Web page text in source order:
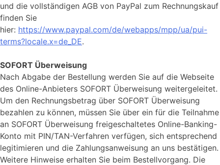
und die vollständigen AGB von PayPal zum Rechnungskauf
finden Sie
hier: https://www.paypal.com/de/webapps/mpp/ua/pui-
terms?locale.x=de_DE.
SOFORT Überweisung
Nach Abgabe der Bestellung werden Sie auf die Webseite
des Online-Anbieters SOFORT Überweisung weitergeleitet.
Um den Rechnungsbetrag über SOFORT Überweisung
bezahlen zu können, müssen Sie über ein für die Teilnahme
an SOFORT Überweisung freigeschaltetes Online-Banking-
Konto mit PIN/TAN-Verfahren verfügen, sich entsprechend
legitimieren und die Zahlungsanweisung an uns bestätigen.
Weitere Hinweise erhalten Sie beim Bestellvorgang. Die